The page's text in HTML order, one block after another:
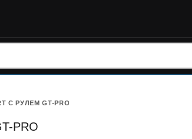
С РУЛЕМ GT-PRO
PRO